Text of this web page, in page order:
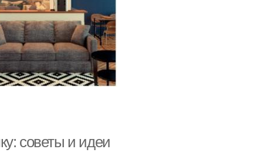
советы и идеи